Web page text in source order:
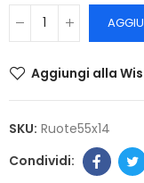
Aggiungi alla
SKU: Ruote55x14